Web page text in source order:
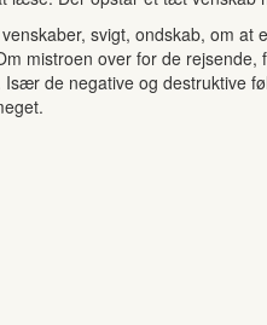
svigt, ondskab, om
mistroen over for de
de negative og destruktive